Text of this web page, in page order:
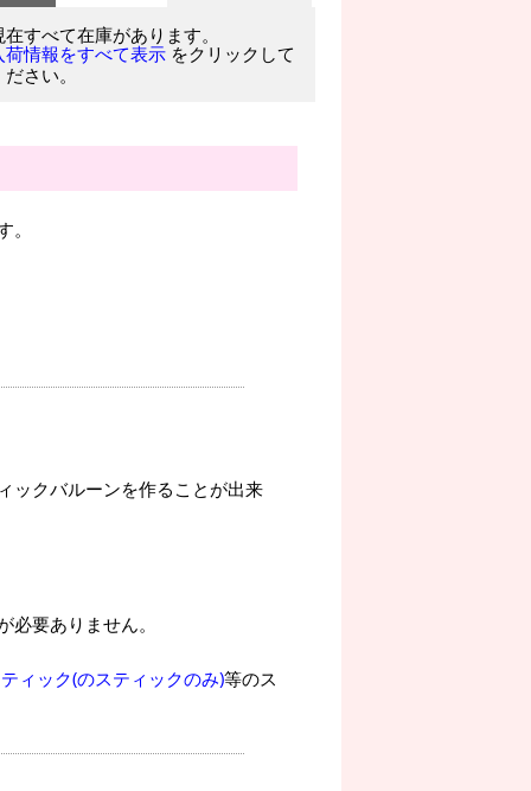
在すべて在庫があります。
荷情報をすべて表示 をクリックして
さい。
ックバルーンを作ることが出来
要ありません。
ィック(のスティックのみ)等のス